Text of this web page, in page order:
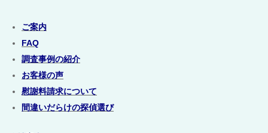
ご案内
FAQ
調査事例の紹介
お客様の声
慰謝料請求について
間違いだらけの探偵選び